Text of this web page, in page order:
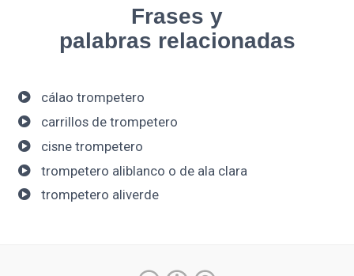
Frases y
palabras relacionadas
cálao trompetero
carrillos de trompetero
cisne trompetero
trompetero aliblanco o de ala clara
trompetero aliverde